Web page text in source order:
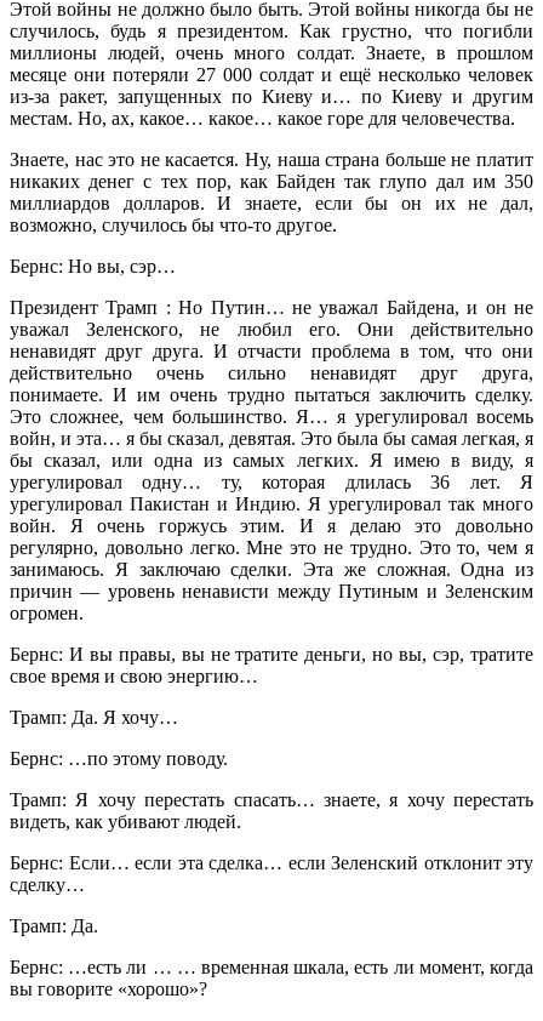
Этой войны не должно было быть. Этой войны никогда бы не
случилось, будь я президентом. Как грустно, что погибли
миллионы людей, очень много солдат. Знаете, в прошлом
месяце они потеряли 27 000 солдат и ещё несколько человек
из-за ракет, запущенных по Киеву и… по Киеву и другим
местам. Но, ах, какое… какое… какое горе для человечества.
Знаете, нас это не касается. Ну, наша страна больше не платит
никаких денег с тех пор, как Байден так глупо дал им 350
миллиардов долларов. И знаете, если бы он их не дал,
возможно, случилось бы что-то другое.
Бернс: Но вы, сэр…
Президент Трамп : Но Путин… не уважал Байдена, и он не
уважал Зеленского, не любил его. Они действительно
ненавидят друг друга. И отчасти проблема в том, что они
действительно очень сильно ненавидят друг друга,
понимаете. И им очень трудно пытаться заключить сделку.
Это сложнее, чем большинство. Я… я урегулировал восемь
войн, и эта… я бы сказал, девятая. Это была бы самая легкая, я
бы сказал, или одна из самых легких. Я имею в виду, я
урегулировал одну… ту, которая длилась 36 лет. Я
урегулировал Пакистан и Индию. Я урегулировал так много
войн. Я очень горжусь этим. И я делаю это довольно
регулярно, довольно легко. Мне это не трудно. Это то, чем я
занимаюсь. Я заключаю сделки. Эта же сложная. Одна из
причин — уровень ненависти между Путиным и Зеленским
огромен.
Бернс: И вы правы, вы не тратите деньги, но вы, сэр, тратите
свое время и свою энергию…
Трамп: Да. Я хочу…
Бернс: …по этому поводу.
Трамп: Я хочу перестать спасать… знаете, я хочу перестать
видеть, как убивают людей.
Бернс: Если… если эта сделка… если Зеленский отклонит эту
сделку…
Трамп: Да.
Бернс: …есть ли … … временная шкала, есть ли момент, когда
вы говорите «хорошо»?